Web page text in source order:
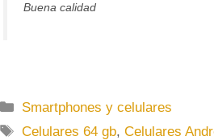
Buena calidad
C
a
Smartphones y celulares
E
Celulares 64 gb,Celulares